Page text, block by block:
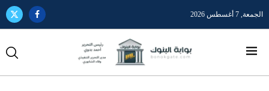
الجمعة, 7 أغسطس 2026